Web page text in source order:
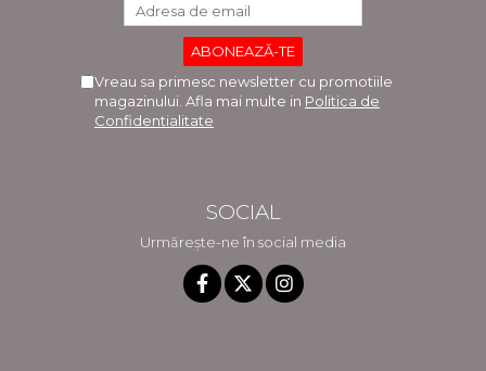
Vreau sa primesc newsletter cu promotiile
magazinului. Afla mai multe in Politica de
Confidentialitate
SOCIAL
Urmărește-ne în social media